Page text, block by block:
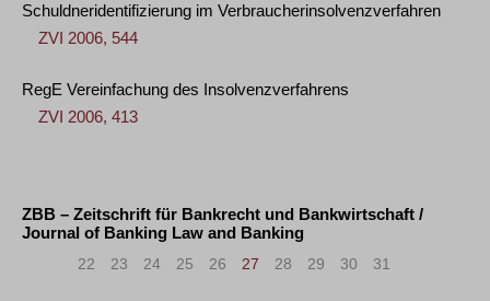
Schuldneridentifizierung im Verbraucherinsolvenzverfahren
ZVI 2006, 544
RegE Vereinfachung des Insolvenzverfahrens
ZVI 2006, 413
ZBB – Zeitschrift für Bankrecht und Bankwirtschaft /
Journal of Banking Law and Banking
22 23 24 25 26 27 28 29 30 31